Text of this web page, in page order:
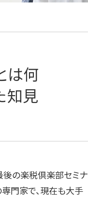
は何
知見
後の楽税倶楽部セミナ
門家で、現在も大手